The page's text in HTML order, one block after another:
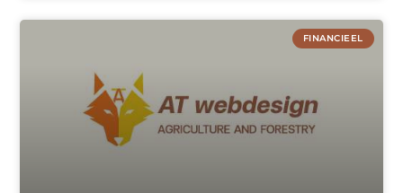
FINANCIEEL